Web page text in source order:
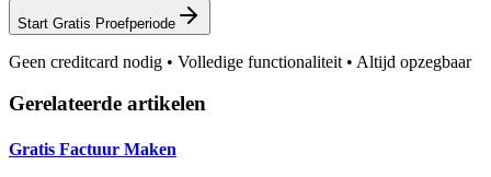
Start Gratis Proefperiode
Geen creditcard nodig • Volledige functionaliteit • Altijd opzegbaar
Gerelateerde artikelen
Gratis Factuur Maken